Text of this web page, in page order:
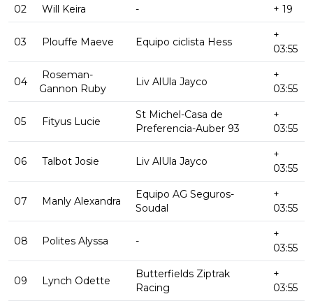
02 Will Keira - + 19
03 Plouffe Maeve Equipo ciclista Hess
+
03:55
04
Roseman-
Gannon Ruby
Liv AlUla Jayco
+
03:55
05 Fityus Lucie
St Michel-Casa de
Preferencia-Auber 93
+
03:55
06 Talbot Josie Liv AlUla Jayco
+
03:55
07 Manly Alexandra
Equipo AG Seguros-
Soudal
+
03:55
08 Polites Alyssa -
+
03:55
09 Lynch Odette
Butterfields Ziptrak
Racing
+
03:55